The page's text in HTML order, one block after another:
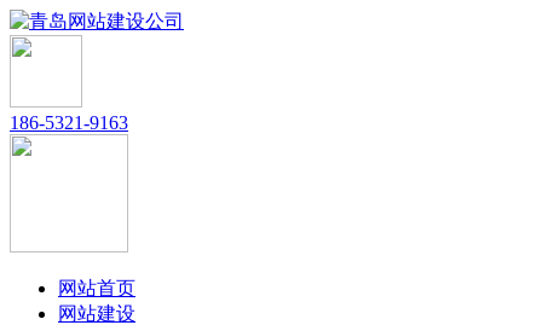
186-5321-9163
网站首页
网站建设